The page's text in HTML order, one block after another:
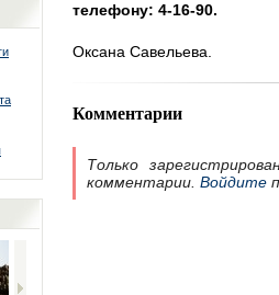
телефону: 4-16-90.
Оксана Савельева.
Комментарии
Только
комментарии. Войдите